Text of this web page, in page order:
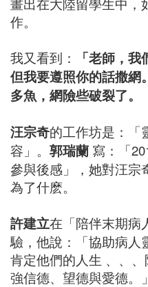
作。
我又看到：
「老師，
但我要遵照你的話撒網
多魚，網險些破裂了。
汪宗奇的工作坊是：「
容」。 郭瑞蘭 寫：「
參與後感」，她對汪宗
為了什麽。
許建立在「陪伴末期病
驗，他說：「協助病人
肯定他們的人生 、、
強信德、望德與愛德。」